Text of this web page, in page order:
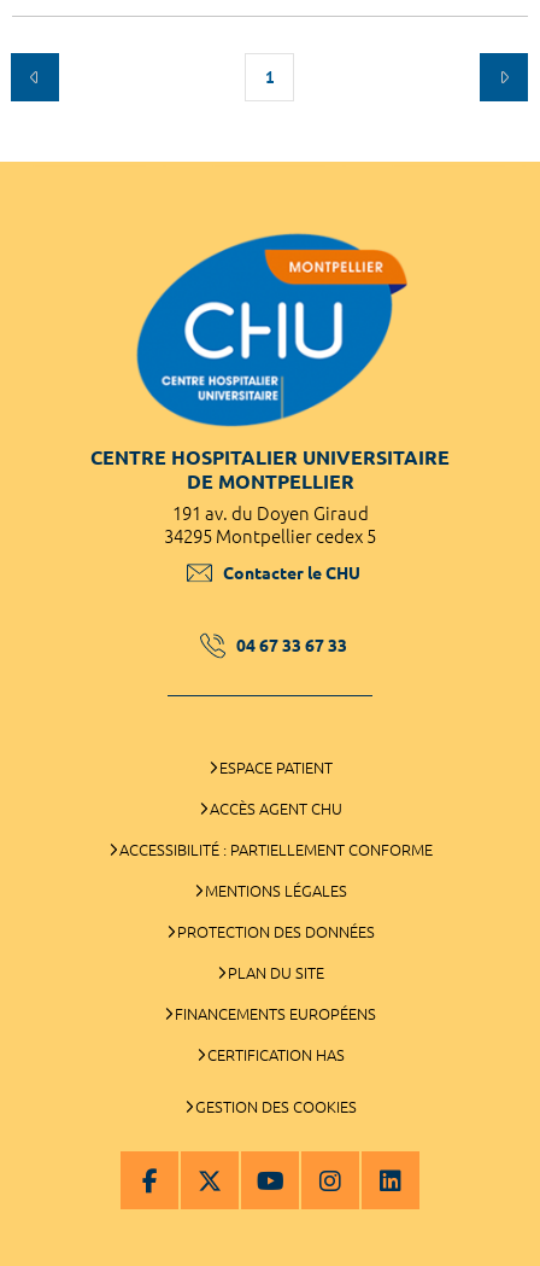
1
CENTRE HOSPITALIER UNIVERSITAIRE
DE MONTPELLIER
191 av. du Doyen Giraud
34295 Montpellier cedex 5
Contacter le CHU
04 67 33 67 33
ESPACE PATIENT
ACCÈS AGENT CHU
ACCESSIBILITÉ : PARTIELLEMENT CONFORME
MENTIONS LÉGALES
PROTECTION DES DONNÉES
PLAN DU SITE
FINANCEMENTS EUROPÉENS
CERTIFICATION HAS
GESTION DES COOKIES